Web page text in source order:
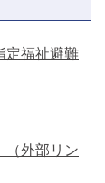
定福祉避難
（外部リン